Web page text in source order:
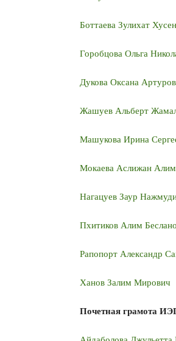
Боттаева Зулихат
Горобцова Ольга
Дукова Оксана
Жашуев Альберт
Машукова Ирина
Мокаева Аслижан
Нагацуев Заур
Пхитиков Алим
Рапопорт Александр
Ханов Залим Мирович
Почетная грамота